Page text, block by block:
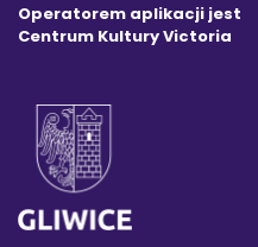
Operatorem aplikacji jest
Centrum Kultury Victoria